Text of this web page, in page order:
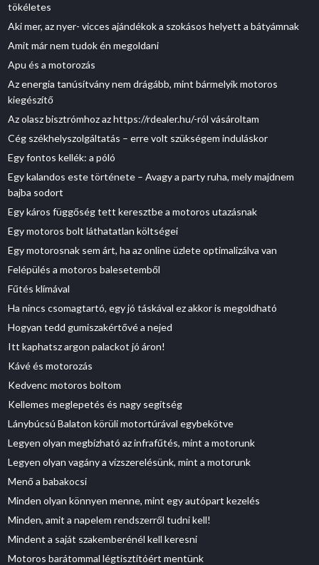
tökéletes
Aki mer, az nyer- vicces ajándékok a szokásos helyett a bátyámnak
Amit már nem tudok én megoldani
Apu és a motorozás
Az energia tanúsítvány nem drágább, mint bármelyik motoros
kiegészítő
Az olasz bisztrómhoz az https://rdealer.hu/-ról vásároltam
Cég székhelyszolgáltatás – erre volt szükségem induláskor
Egy fontos kellék: a póló
Egy kalandos este története – Avagy a party ruha, mely majdnem
bajba sodort
Egy káros függőség tett keresztbe a motoros utazásnak
Egy motoros bolt láthatatlan költségei
Egy motorosnak sem árt, ha az online üzlete optimalizálva van
Felépülés a motoros balesetemből
Fűtés klímával
Ha nincs csomagtartó, egy jó táskával ez akkor is megoldható
Hogyan tedd gumiszakértővé a nejed
Itt kaphatsz argon palackot jó áron!
Kávé és motorozás
Kedvenc motoros boltom
Kellemes meglepetés és nagy segítség
Lánybúcsú Balaton körüli motortúrával egybekötve
Legyen olyan megbízható az infrafűtés, mint a motorunk
Legyen olyan vagány a vízszerelésünk, mint a motorunk
Menő a babakocsi
Minden olyan könnyen menne, mint egy autópart kezelés
Minden, amit a napelem rendszerről tudni kell!
Mindent a saját szakemberénél kell keresni
Motoros barátommal légtisztítóért mentünk